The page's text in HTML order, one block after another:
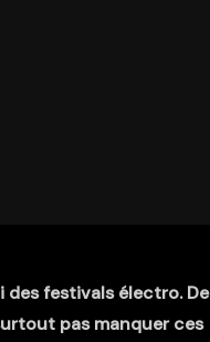
des festivals électro. De
pas manquer ces